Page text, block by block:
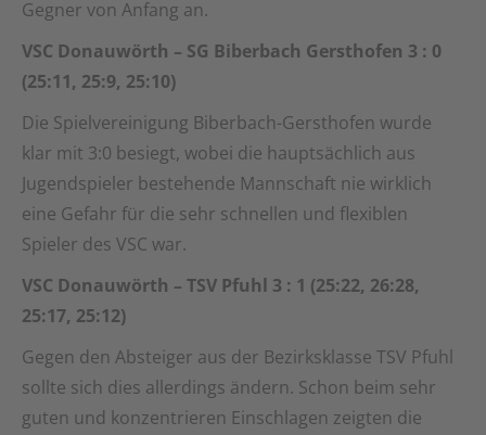
Gegner von Anfang an.
VSC Donauwörth – SG Biberbach Gersthofen 3 : 0
(25:11, 25:9, 25:10)
Die Spielvereinigung Biberbach-Gersthofen wurde
klar mit 3:0 besiegt, wobei die hauptsächlich aus
Jugendspieler bestehende Mannschaft nie wirklich
eine Gefahr für die sehr schnellen und flexiblen
Spieler des VSC war.
VSC Donauwörth – TSV Pfuhl 3 : 1 (25:22, 26:28,
25:17, 25:12)
Gegen den Absteiger aus der Bezirksklasse TSV Pfuhl
sollte sich dies allerdings ändern. Schon beim sehr
guten und konzentrieren Einschlagen zeigten die